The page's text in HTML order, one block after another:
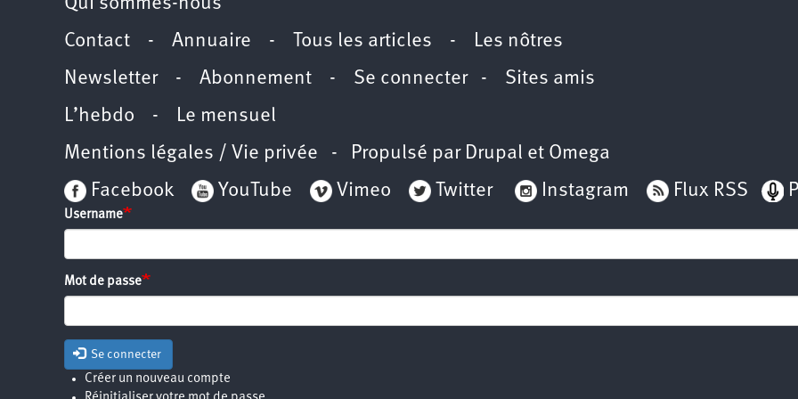
Contact - Annuaire - Tous les articles - Les nôtres
Newsletter- Abonnement - Se connecter- Sites amis
L’hebdo - Le mensuel
Mentions légales / Vie privée - Propulsé par Drupal et Omega
Facebook
YouTube Vimeo Twitter Instagram Flux RSS
Username
Mot de passe
Se connecter
Créer un nouveau compte